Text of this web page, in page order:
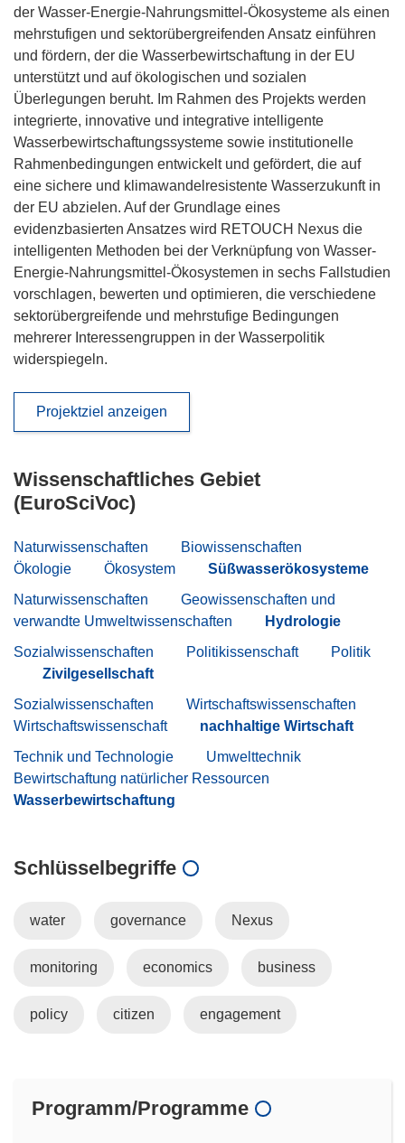
der Wasser-Energie-Nahrungsmittel-Ökosysteme als einen
mehrstufigen und sektorübergreifenden Ansatz einführen
und fördern, der die Wasserbewirtschaftung in der EU
unterstützt und auf ökologischen und sozialen
Überlegungen beruht. Im Rahmen des Projekts werden
integrierte, innovative und integrative intelligente
Wasserbewirtschaftungssysteme sowie institutionelle
Rahmenbedingungen entwickelt und gefördert, die auf
eine sichere und klimawandelresistente Wasserzukunft in
der EU abzielen. Auf der Grundlage eines
evidenzbasierten Ansatzes wird RETOUCH Nexus die
intelligenten Methoden bei der Verknüpfung von Wasser-
Energie-Nahrungsmittel-Ökosystemen in sechs Fallstudien
vorschlagen, bewerten und optimieren, die verschiedene
sektorübergreifende und mehrstufige Bedingungen
mehrerer Interessengruppen in der Wasserpolitik
widerspiegeln.
Projektziel anzeigen
Wissenschaftliches Gebiet
(EuroSciVoc)
Naturwissenschaften
Biowissenschaften
Ökologie
Ökosystem
Süßwasserökosysteme
Naturwissenschaften
Geowissenschaften und
verwandte Umweltwissenschaften
Hydrologie
Sozialwissenschaften
Politikissenschaft
Politik
Zivilgesellschaft
Sozialwissenschaften
Wirtschaftswissenschaften
Wirtschaftswissenschaft
nachhaltige Wirtschaft
Technik und Technologie
Umwelttechnik
Bewirtschaftung natürlicher Ressourcen
Wasserbewirtschaftung
Schlüsselbegriffe
water governance Nexus
monitoring economics business
policy citizen engagement
Programm/Programme